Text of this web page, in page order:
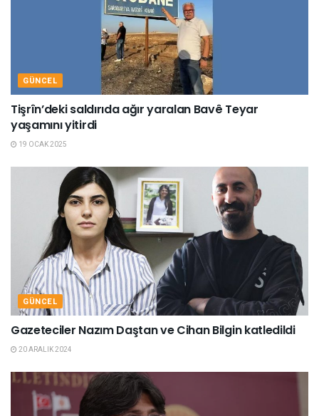
GÜNCEL
Tişrîn’deki saldırıda ağır yaralan Bavê Teyar
yaşamını yitirdi
19 OCAK 2025
GÜNCEL
Gazeteciler Nazım Daştan ve Cihan Bilgin katledildi
20 ARALIK 2024